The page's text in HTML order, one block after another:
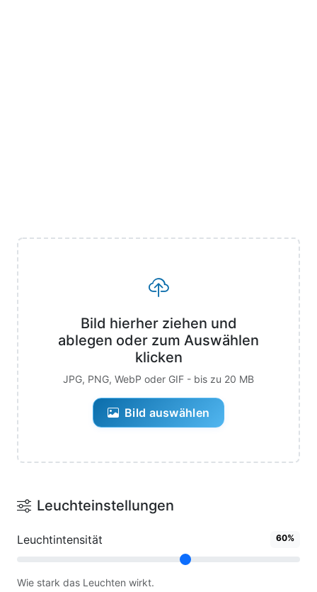
Bild hierher ziehen und
ablegen oder zum Auswählen
klicken
JPG, PNG, WebP oder GIF - bis zu 20 MB
Bild auswählen
Leuchteinstellungen
Leuchtintensität 60%
Wie stark das Leuchten wirkt.